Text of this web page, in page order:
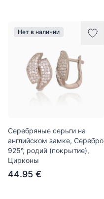
Нет в наличии
Серебряные серьги на
английском замке, Серебро
925°, родий (покрытие),
Цирконы
44.95 €